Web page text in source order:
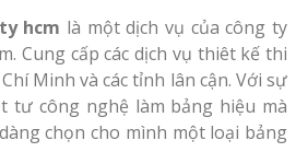
hcm là một dịch vụ của công ty
Cung cấp các dịch vụ thiêt kế thi
Minh và các tỉnh lân cận. Với sự
tư công nghệ làm bảng hiệu mà
chọn cho mình một loại bảng